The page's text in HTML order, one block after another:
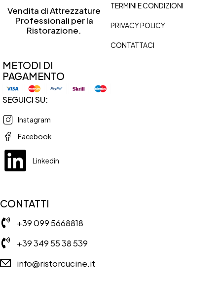
Vendita di Attrezzature
Professionali per la
Ristorazione.
TERMINI E CONDIZIONI
PRIVACY POLICY
CONTATTACI
METODI DI
PAGAMENTO
SEGUICI SU:
Instagram
Facebook
Linkedin
CONTATTI
+39 099 5668818
+39 349 55 38 539
info@ristorcucine.it